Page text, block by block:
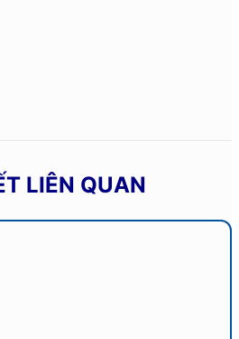
LIÊN QUAN